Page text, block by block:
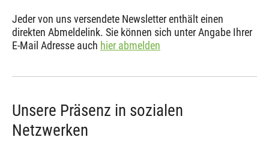
Jeder von uns versendete Newsletter enthält einen
direkten Abmeldelink. Sie können sich unter Angabe Ihrer
E-Mail Adresse auch hier abmelden
Unsere Präsenz in sozialen
Netzwerken